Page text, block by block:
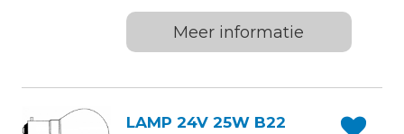
Meer informatie
LAMP 24V 25W B22